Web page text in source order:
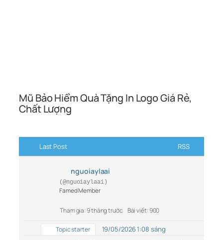
Mũ Bảo Hiểm Quà Tặng In Logo Giá Rẻ,
Chất Lượng
Last Post RSS
nguoiaylaai
(@nguoiaylaai)
Famed Member
Tham gia: 9 tháng trước Bài viết: 900
Topic starter 19/05/2026 1:08 sáng